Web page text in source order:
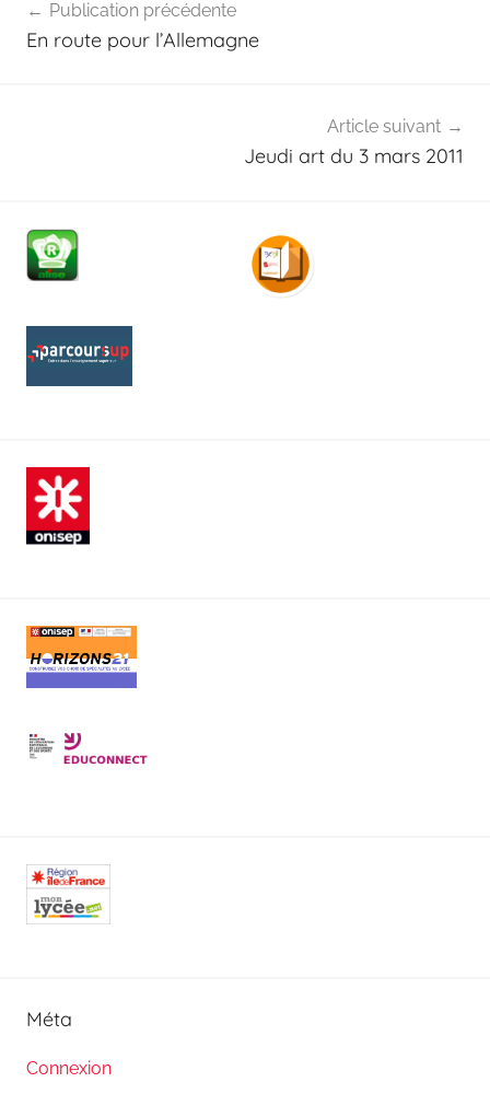
de
Publication précédente
En route pour l’Allemagne
Article suivant
Jeudi art du 3 mars 2011
Méta
Connexion